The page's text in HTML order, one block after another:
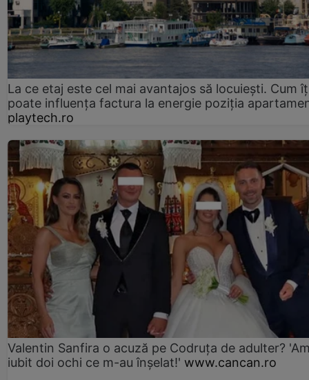
La ce etaj este cel mai avantajos să locuiești. Cum
poate influența factura la energie poziția
playtech.ro
Valentin Sanfira o acuză pe Codruța de adulter?
iubit doi ochi ce m-au înșelat!' www.cancan.ro